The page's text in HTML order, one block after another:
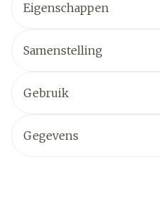
Eigenschappen
Samenstelling
Gebruik
Gegevens